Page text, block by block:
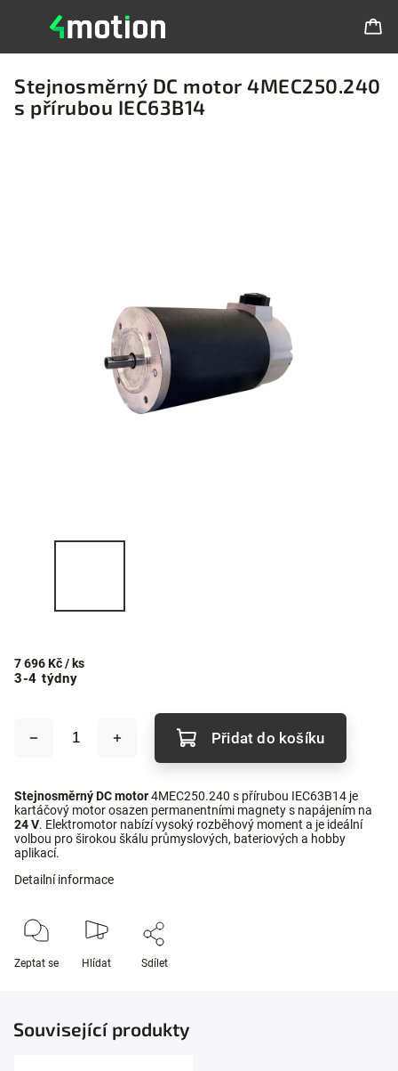
Stejnosměrný DC motor 4MEC250.240
s přírubou IEC63B14
7 696 Kč/ ks
3-4 týdny
Přidat do košíku
Stejnosměrný DC motor4MEC250.240 s přírubou IEC63B14 je
kartáčový motor osazen permanentními magnety s napájením na
24 V. Elektromotor nabízí vysoký rozběhový moment a je ideální
volbou pro širokou škálu průmyslových, bateriových a hobby
aplikací.
Detailní informace
Zeptat se Hlídat Sdílet
Související produkty